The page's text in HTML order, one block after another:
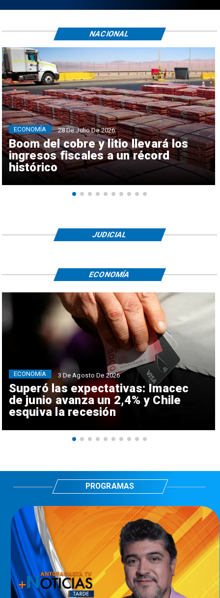
Boom del cobre y litio llevará los
ingresos fiscales a un récord
histórico
ECONOMÍA 28 De Julio De 2026
NACIONAL
JUDICIAL
Superó las expectativas: Imacec
de junio avanza un 2,4% y Chile
esquiva la recesión
ECONOMÍA 3 De Agosto De 2026
ECONOMÍA
PROGRAMAS